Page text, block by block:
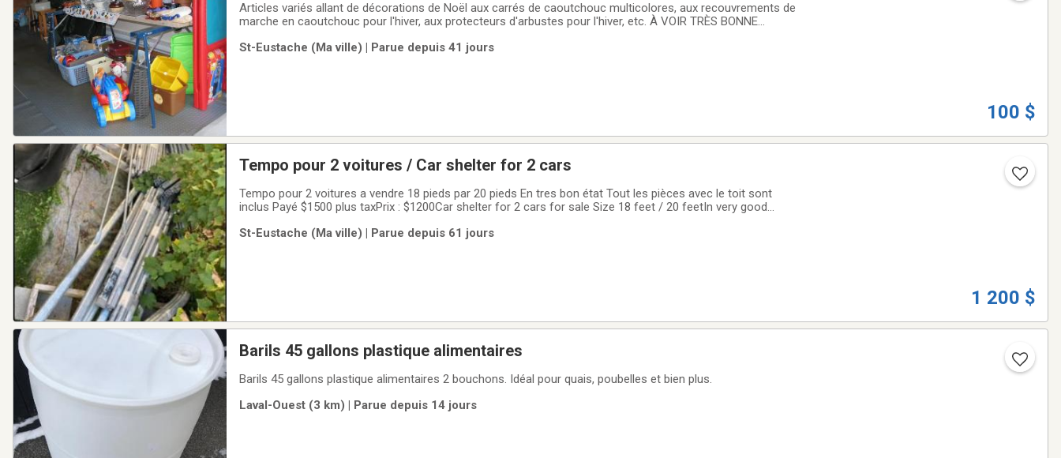
Articles variés allant de décorations de Noël aux carrés de caoutchouc multicolores, aux recouvrements de
marche en caoutchouc pour l'hiver, aux protecteurs d'arbustes pour l'hiver, etc. À VOIR TRÈS BONNE
St-Eustache (Ma ville) | Parue depuis 41 jours
100 $
Tempo pour 2 voitures / Car shelter for 2 cars
Tempo pour 2 voitures a vendre 18 pieds par 20 pieds En tres bon état Tout les pièces avec le toit sont
inclus Payé $1500 plus taxPrix : $1200Car shelter for 2 cars for sale Size 18 feet / 20 feetIn very good
St-Eustache (Ma ville) | Parue depuis 61 jours
1 200 $
Barils 45 gallons plastique alimentaires
Barils 45 gallons plastique alimentaires 2 bouchons. Idéal pour quais, poubelles et bien plus.
Laval-Ouest (3 km) | Parue depuis 14 jours